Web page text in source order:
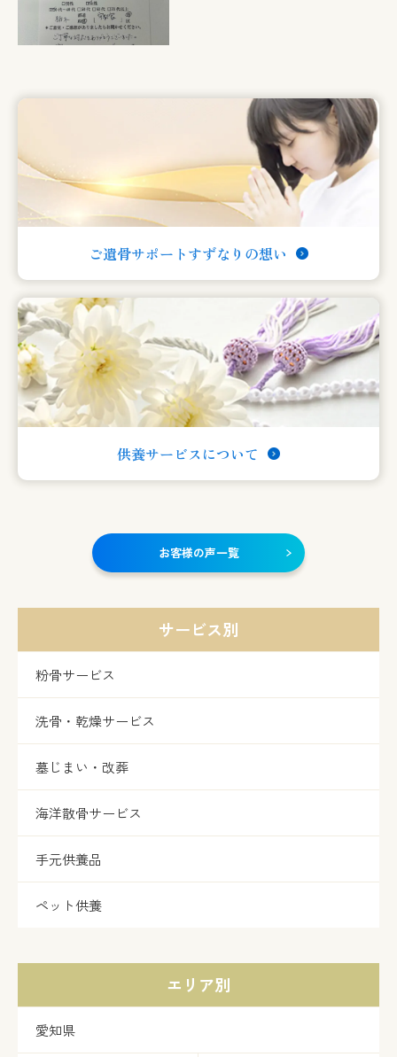
ご遺骨サポートすずなりの想い
供養サービスについて
お客様の声一覧
サービス別
粉骨サービス
洗骨・乾燥サービス
墓じまい・改葬
海洋散骨サービス
手元供養品
ペット供養
エリア別
愛知県